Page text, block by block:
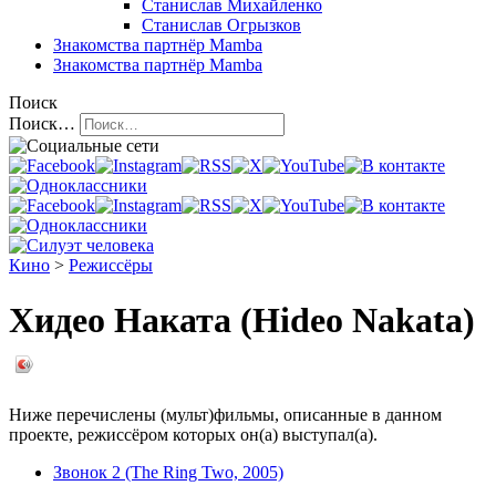
Станислав Михайленко
Станислав Огрызков
Знакомства партнёр Mamba
Знакомства партнёр Mamba
Поиск
Поиск…
Кино > Режиссёры
Хидео Наката (Hideo Nakata)
Ниже перечислены (мульт)фильмы, описанные в данном
проекте, режиссёром которых он(а) выступал(а).
Звонок 2 (The Ring Two, 2005)